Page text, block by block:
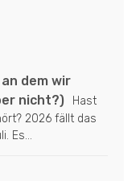
dem wir
nicht?)
Hast
2026 fällt das
Es...